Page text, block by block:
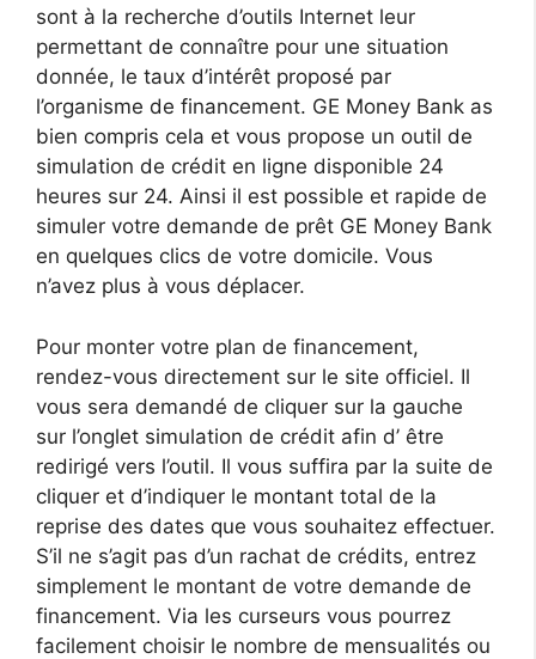
sont à la recherche d’outils Internet leur
permettant de connaître pour une situation
donnée, le taux d’intérêt proposé par
l’organisme de financement. GE Money Bank as
bien compris cela et vous propose un outil de
simulation de crédit en ligne disponible 24
heures sur 24. Ainsi il est possible et rapide de
simuler votre demande de prêt GE Money Bank
en quelques clics de votre domicile. Vous
n’avez plus à vous déplacer.
Pour monter votre plan de financement,
rendez-vous directement sur le site officiel. Il
vous sera demandé de cliquer sur la gauche
sur l’onglet simulation de crédit afin d’ être
redirigé vers l’outil. Il vous suffira par la suite de
cliquer et d’indiquer le montant total de la
reprise des dates que vous souhaitez effectuer.
S’il ne s’agit pas d’un rachat de crédits, entrez
simplement le montant de votre demande de
financement. Via les curseurs vous pourrez
facilement choisir le nombre de mensualités ou